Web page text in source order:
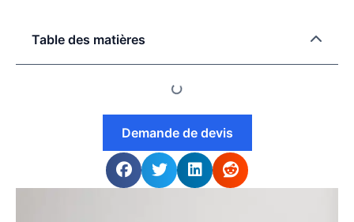
Table des matières
Demande de devis